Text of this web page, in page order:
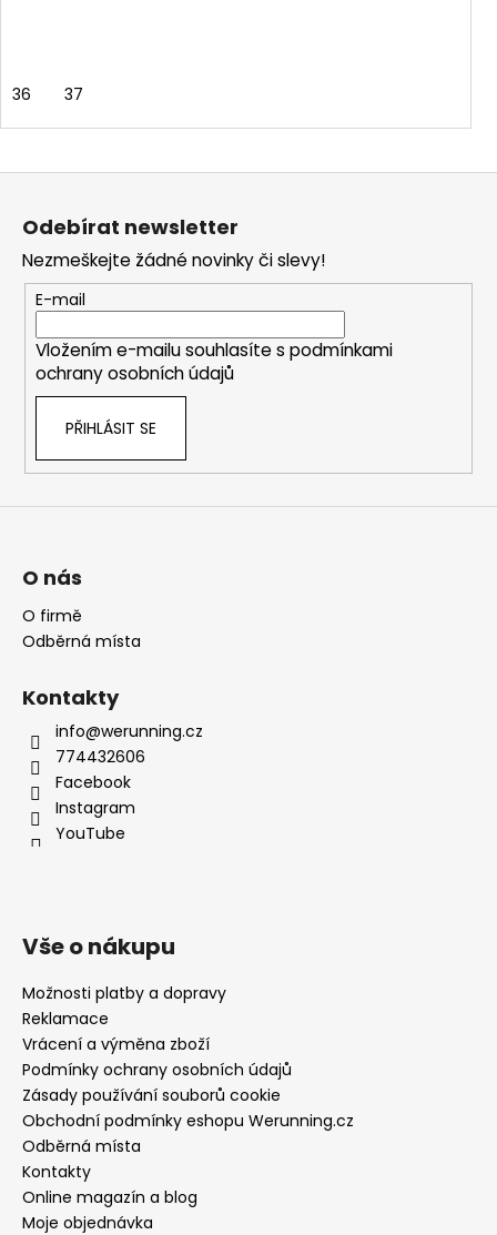
36 37
Odebírat newsletter
Nezmeškejte žádné novinky či slevy!
E-mail
Vložením e-mailu souhlasíte s podmínkami
ochrany osobních údajů
PŘIHLÁSIT SE
O nás
O firmě
Odběrná místa
Kontakty
info@werunning.cz
774432606
Facebook
Instagram
YouTube
Vše o nákupu
Možnosti platby a dopravy
Reklamace
Vrácení a výměna zboží
Podmínky ochrany osobních údajů
Zásady používání souborů cookie
Obchodní podmínky eshopu Werunning.cz
Odběrná místa
Kontakty
Online magazín a blog
Moje objednávka